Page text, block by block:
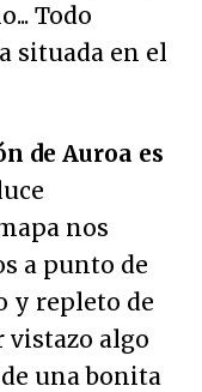
Todo
situada en el
de Auroa es
nos
a punto de
y repleto de
vistazo algo
una bonita